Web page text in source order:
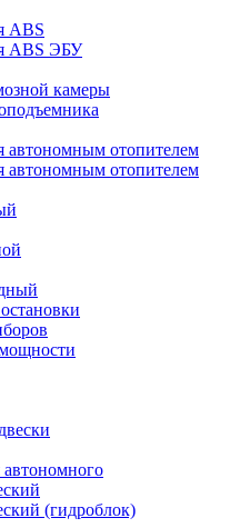
ABS
ABS ЭБУ
камеры
автономным отопителем
автономным отопителем
автономного
(гидроблок)